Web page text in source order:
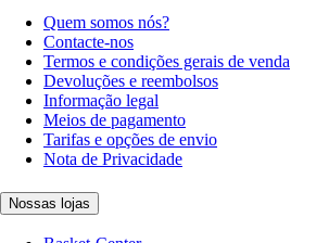
Quem somos nós?
Contacte-nos
Termos e condições gerais de venda
Devoluções e reembolsos
Informação legal
Meios de pagamento
Tarifas e opções de envio
Nota de Privacidade
Nossas lojas